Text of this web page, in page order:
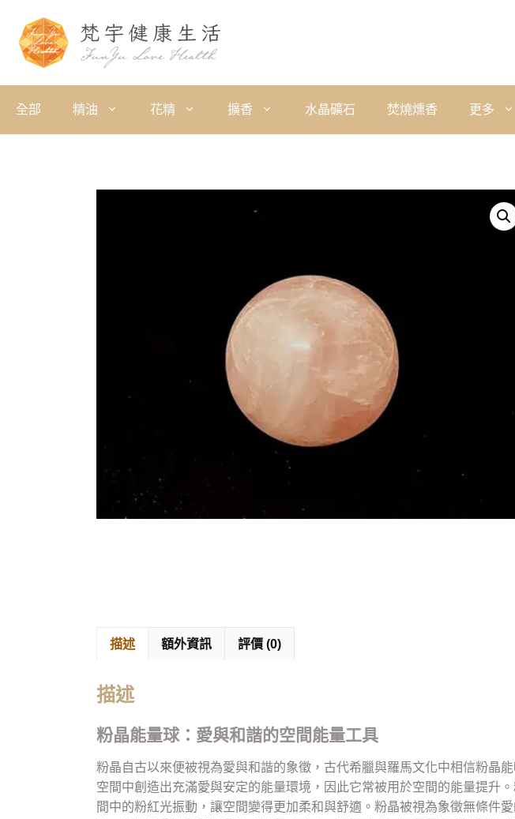
全部 精油 花精 擴香 水晶礦石 焚燒燻香 更多
描述 額外資訊 評價 (0)
描述
粉晶能量球：愛與和諧的空間能量工具
粉晶自古以來便被視為愛與和諧的象徵，古代希臘與羅馬文化中相信粉晶
空間中創造出充滿愛與安定的能量環境，因此它常被用於空間的能量提升
間中的粉紅光振動，讓空間變得更加柔和與舒適。粉晶被視為象徵無條件